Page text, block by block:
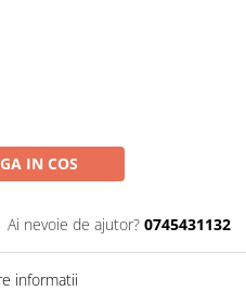
IN COS
Ai nevoie de ajutor? 0745431132
informatii